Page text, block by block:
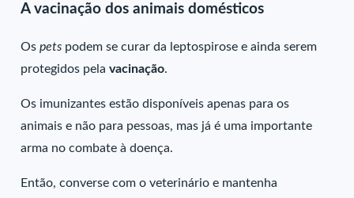
A vacinação dos animais domésticos
Ospets podem se curar da leptospirose e ainda serem
protegidos pelavacinação.
Os imunizantes estão disponíveis apenas para os
animais e não para pessoas, mas já é uma importante
arma no combate à doença.
Então, converse com o veterinário e mantenha